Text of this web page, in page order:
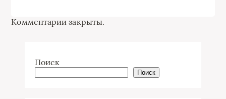
Комментарии закрыты.
Поиск
Поиск